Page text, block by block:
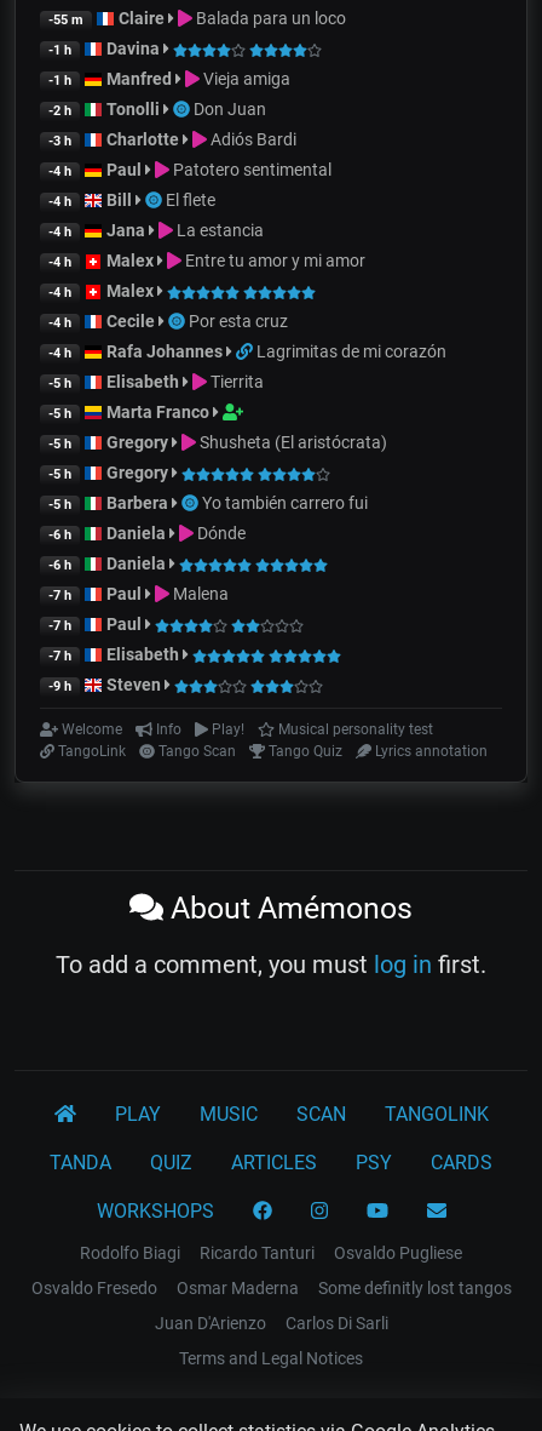
-55 m Claire Balada para un loco
-1 h Davina
-1 h Manfred Vieja amiga
-2 h Tonolli Don Juan
-3 h Charlotte Adiós Bardi
-4 h Paul Patotero sentimental
-4 h Bill El flete
-4 h Jana La estancia
-4 h Malex Entre tu amor y mi amor
-4 h Malex
-4 h Cecile Por esta cruz
-4 h Rafa Johannes Lagrimitas de mi corazón
-5 h Elisabeth Tierrita
-5 h Marta Franco
-5 h Gregory Shusheta (El aristócrata)
-5 h Gregory
-5 h Barbera Yo también carrero fui
-6 h Daniela Dónde
-6 h Daniela
-7 h Paul Malena
-7 h Paul
-7 h Elisabeth
-9 h Steven
Welcome Info Play!
Musical personality test
TangoLink
Tango Scan Tango Quiz Lyrics annotation
About Amémonos
To add a comment, you must log in first.
PLAY MUSIC SCAN TANGOLINK
TANDA QUIZ ARTICLES PSY CARDS
WORKSHOPS
Rodolfo Biagi Ricardo Tanturi
Osvaldo Pugliese
Osvaldo Fresedo
Osmar Maderna
Some definitly lost tangos
Juan D'Arienzo
Carlos Di Sarli
Terms and Legal Notices
EL RECODO TANGO